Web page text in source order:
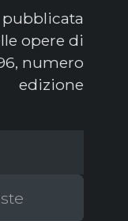
opere di
numero